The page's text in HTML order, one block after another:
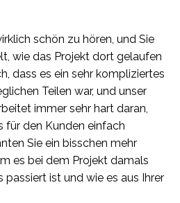
schön zu hören, und Sie
wie das Projekt dort gelaufen
dass es ein sehr kompliziertes
Teilen war, und unser
immer sehr hart daran,
für den Kunden einfach
Sie ein bisschen mehr
es bei dem Projekt damals
ist und wie es aus Ihrer